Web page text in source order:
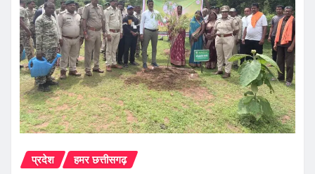
प्रदेश हमर छत्तीसगढ़